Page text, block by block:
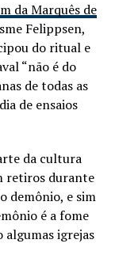
da Marquês de
Felippsen,
do ritual e
“não é do
de todas as
de ensaios
da cultura
retiros durante
demônio, e sim
é a fome
algumas igrejas